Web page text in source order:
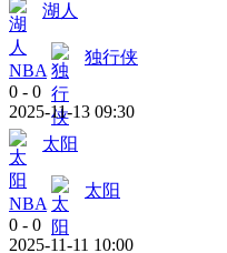
湖人
NBA
独行侠
0 - 0
2025-11-13 09:30
太阳
NBA
太阳
0 - 0
2025-11-11 10:00